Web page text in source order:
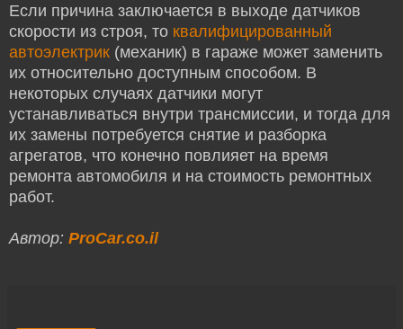
Если причина заключается в выходе датчиков
скорости из строя, то квалифицированный
автоэлектрик (механик) в гараже может заменить
их относительно доступным способом. В
некоторых случаях датчики могут
устанавливаться внутри трансмиссии, и тогда для
их замены потребуется снятие и разборка
агрегатов, что конечно повлияет на время
ремонта автомобиля и на стоимость ремонтных
работ.
Автор: ProCar.co.il